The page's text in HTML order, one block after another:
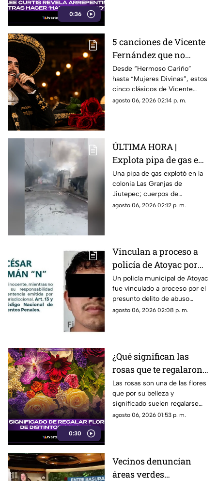
0:36
5 canciones de Vicente
Fernández que no
pueden faltar en una
serenata
Desde “Hermoso Cariño”
hasta “Mujeres Divinas”, estos
cinco clásicos de Vicente
Fernández son una apuesta
agosto 06, 2026 02:14 p. m.
ÚLTIMA HORA |
Explota pipa de gas en
colonia Las Granjas;
esto se sabe del
incendio en Jiutepec
Una pipa de gas explotó en la
colonia Las Granjas de
Jiutepec; cuerpos de
emergencia se movilizaron al
agosto 06, 2026 02:12 p. m.
Vinculan a proceso a
policía de Atoyac por
presunto 4BUS0
S3XU4L infantil
Un policía municipal de Atoyac
fue vinculado a proceso por el
presunto delito de abuso
sexual infantil contra una
agosto 06, 2026 02:08 p. m.
0:30
¿Qué significan las
rosas que te regalaron?
El mensaje oculto
detrás de cada color
Las rosas son una de las flores
que por su belleza y
significado suelen regalarse
con más frecuencia, pero
agosto 06, 2026 01:53 p. m.
Vecinos denuncian
áreas verdes